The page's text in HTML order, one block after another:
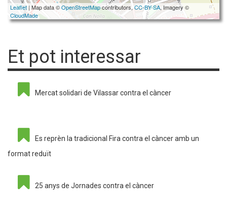
Leaflet| Map data ©OpenStreetMapcontributors, CC-BY-SA, Imagery ©
CloudMade
Et pot interessar
Mercat solidari de Vilassar contra el càncer
Es reprèn la tradicional Fira contra el càncer amb un
format reduït
25 anys de Jornades contra el càncer